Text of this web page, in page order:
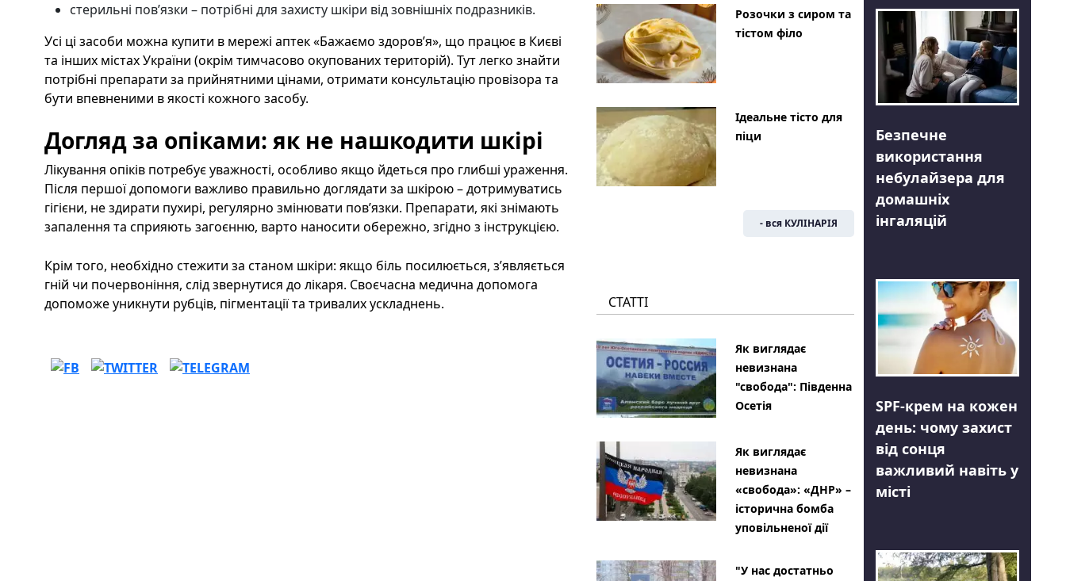
стерильні пов’язки – потрібні для захисту шкіри від зовнішніх подразників.
Усі ці засоби можна купити в мережі аптек «Бажаємо здоров’я», що працює в Києві
та інших містах України (окрім тимчасово окупованих територій). Тут легко знайти
потрібні препарати за прийнятними цінами, отримати консультацію провізора та
бути впевненими в якості кожного засобу.
Догляд за опіками: як не нашкодити шкірі
Лікування опіків потребує уважності, особливо якщо йдеться про глибші ураження.
Після першої допомоги важливо правильно доглядати за шкірою – дотримуватись
гігієни, не здирати пухирі, регулярно змінювати пов’язки. Препарати, які знімають
запалення та сприяють загоєнню, варто наносити обережно, згідно з інструкцією.
Крім того, необхідно стежити за станом шкіри: якщо біль посилюється, з’являється
гній чи почервоніння, слід звернутися до лікаря. Своєчасна медична допомога
допоможе уникнути рубців, пігментації та тривалих ускладнень.
Розочки з сиром та
тістом філо
Ідеальне тісто для
піци
- вся КУЛІНАРІЯ
СТАТТІ
Як виглядає
невизнана
"свобода": Південна
Осетія
Як виглядає
невизнана
«свобода»: «ДНР» –
історична бомба
уповільненої дії
"У нас достатньо
Безпечне
використання
небулайзера для
домашніх
інгаляцій
SPF-крем на кожен
день: чому захист
від сонця
важливий навіть у
місті